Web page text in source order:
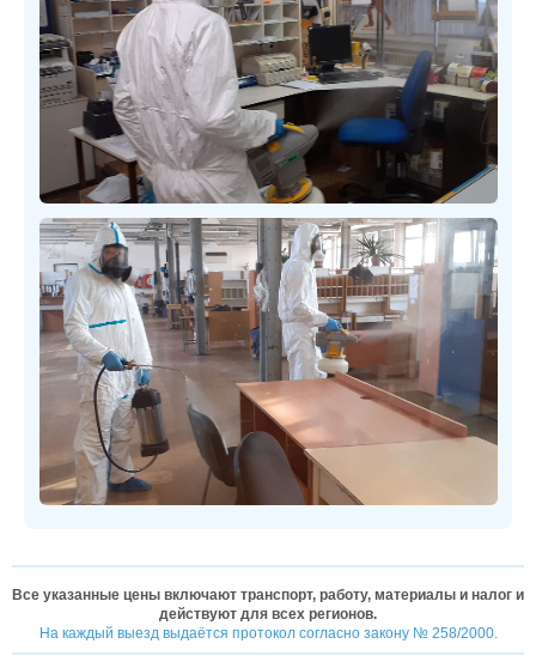
Все указанные цены включают транспорт, работу, материалы и налог и
действуют для всех регионов.
На каждый выезд выдаётся протокол согласно закону № 258/2000.